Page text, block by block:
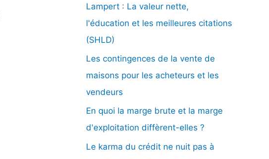
r
:
Lampert : La valeur nette,
l'éducation et les meilleures citations
(SHLD)
Les contingences de la vente de
maisons pour les acheteurs et les
vendeurs
En quoi la marge brute et la marge
d'exploitation diffèrent-elles ?
Le karma du crédit ne nuit pas à